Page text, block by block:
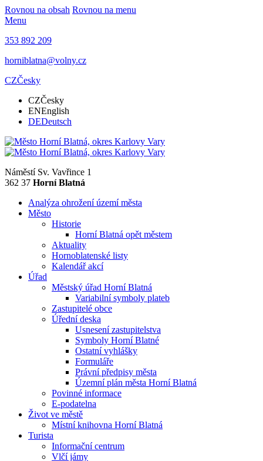
Rovnou na obsah Rovnou na menu
Menu
353 892 209
horniblatna@volny.cz
CZČesky
CZČesky
ENEnglish
DEDeutsch
Náměstí Sv. Vavřince 1
362 37 Horní Blatná
Analýza ohrožení území města
Město
Historie
Horní Blatná opět městem
Aktuality
Hornoblatenské listy
Kalendář akcí
Úřad
Městský úřad Horní Blatná
Variabilní symboly plateb
Zastupitelé obce
Úřední deska
Usnesení zastupitelstva
Symboly Horní Blatné
Ostatní vyhlášky
Formuláře
Právní předpisy města
Územní plán města Horní Blatná
Povinné informace
E-podatelna
Život ve městě
Místní knihovna Horní Blatná
Turista
Informační centrum
Vlčí jámy